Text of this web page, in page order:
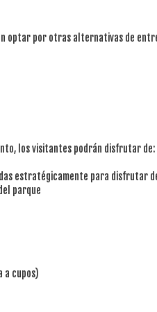
optar por otras alternativas de
los visitantes podrán disfrutar de:
estratégicamente para disfrutar
parque
a cupos)